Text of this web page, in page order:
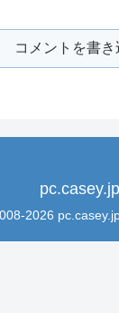
コメントを書き
pc.casey.jp
2026